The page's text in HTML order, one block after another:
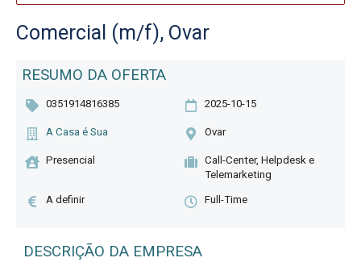
Comercial (m/f), Ovar
RESUMO DA OFERTA
0351914816385 2025-10-15
A Casa é Sua Ovar
Presencial
Call-Center, Helpdesk e
Telemarketing
A definir Full-Time
DESCRIÇÃO DA EMPRESA